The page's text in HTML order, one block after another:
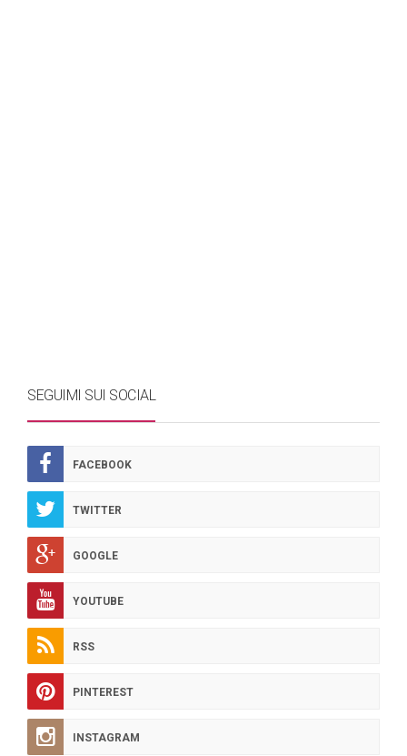
SEGUIMI SUI SOCIAL
FACEBOOK
TWITTER
GOOGLE
YOUTUBE
RSS
PINTEREST
INSTAGRAM